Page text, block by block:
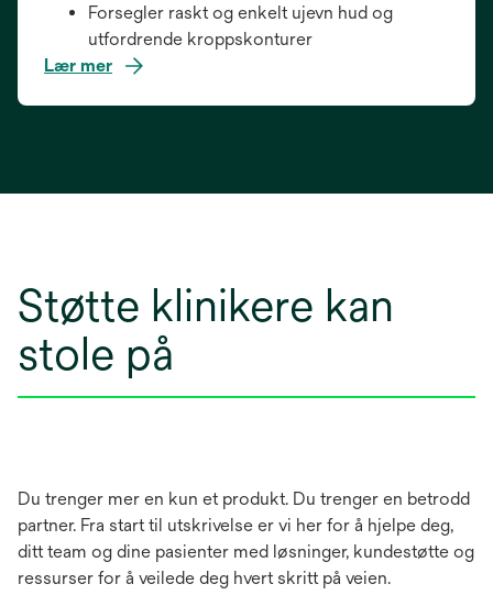
Forsegler raskt og enkelt ujevn hud og
utfordrende kroppskonturer
Lær mer
Støtte klinikere kan
stole på
Du trenger mer en kun et produkt. Du trenger en betrodd
partner. Fra start til utskrivelse er vi her for å hjelpe deg,
ditt team og dine pasienter med løsninger, kundestøtte og
ressurser for å veilede deg hvert skritt på veien.